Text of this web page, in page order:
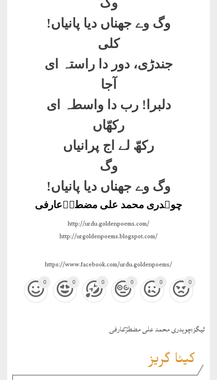
وگ
وگ وے جھناں دیا پانیاں!
کلی
جندڑی، دور دا راستہ ای
آجا
دلبرا! رب دا واسطہ ای
رکھّاں
رکھّ لے اج پرانیاں
وگ
وگ وے جھناں دیا پانیاں!
چوہدری محمد علی مضطرؔعارفی
http://urdu.goldenpoems.com/
http://urgoldenpoems.blogspot.com/
https://www.facebook.com/urdu.goldenpoems/
0 0 0 0 0 0
ٹيگز:چوہدری محمد علی مضطرؔعارفی
کیٹا گریز